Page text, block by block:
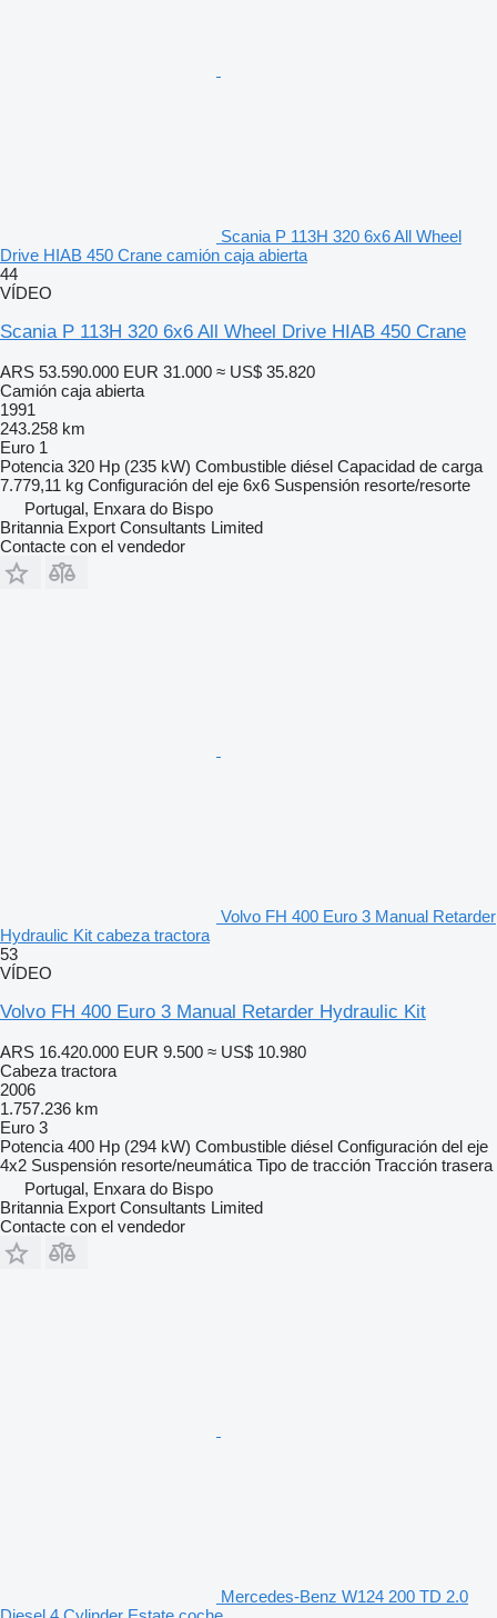
Scania P 113H 320 6x6 All Wheel
Drive HIAB 450 Crane camión caja abierta
44
VÍDEO
Scania P 113H 320 6x6 All Wheel Drive HIAB 450 Crane
ARS 53.590.000 EUR 31.000 ≈ US$ 35.820
Camión caja abierta
1991
243.258 km
Euro 1
Potencia 320 Hp (235 kW) Combustible diésel Capacidad de carga
7.779,11 kg Configuración del eje 6x6 Suspensión resorte/resorte
Portugal, Enxara do Bispo
Britannia Export Consultants Limited
Contacte con el vendedor
Volvo FH 400 Euro 3 Manual Retarder
Hydraulic Kit cabeza tractora
53
VÍDEO
Volvo FH 400 Euro 3 Manual Retarder Hydraulic Kit
ARS 16.420.000 EUR 9.500 ≈ US$ 10.980
Cabeza tractora
2006
1.757.236 km
Euro 3
Potencia 400 Hp (294 kW) Combustible diésel Configuración del eje
4x2 Suspensión resorte/neumática Tipo de tracción Tracción trasera
Portugal, Enxara do Bispo
Britannia Export Consultants Limited
Contacte con el vendedor
Mercedes-Benz W124 200 TD 2.0